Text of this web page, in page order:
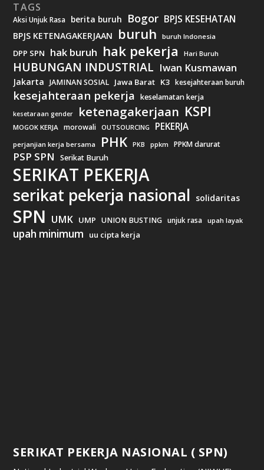
TAGS
Aksi Unjuk Rasa berita buruh Bogor BPJS KESEHATAN
BPJS KETENAGAKERJAAN buruh buruh Indonesia
DPP SPN hak buruh hak pekerja Hari Buruh
HUBUNGAN INDUSTRIAL Iwan Kusmawan
Jakarta JAMINAN SOSIAL Jawa Barat K3 kesejahteraan buruh
kesejahteraan pekerja keselamatan kerja
kesetaraan gender ketenagakerjaan KSPI
MOGOK KERJA morowali OUTSOURCING PEKERJA
perjanjian kerja bersama PHK PKB ppkm PPKM darurat
PSP SPN Serikat Buruh
SERIKAT PEKERJA
serikat pekerja nasional solidaritas
SPN UMK UMP UNION BUSTING unjuk rasa upah layak
upah minimum uu cipta kerja
SERIKAT PEKERJA NASIONAL ( SPN)